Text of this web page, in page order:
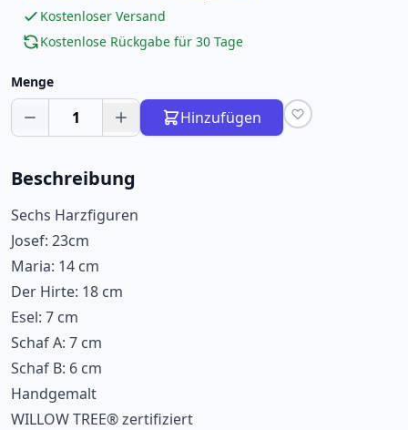
Kostenloser Versand
Kostenlose Rückgabe für 30 Tage
Menge
1 Hinzufügen
Beschreibung
Sechs Harzfiguren
Josef: 23cm
Maria: 14 cm
Der Hirte: 18 cm
Esel: 7 cm
Schaf A: 7 cm
Schaf B: 6 cm
Handgemalt
WILLOW TREE® zertifiziert